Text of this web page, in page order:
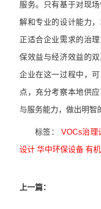
服务。只有基于对现
解和专业的设计能力
正适合企业需求的治
保效益与经济效益的
企业在这一过程中，
点，充分考察本地供
与服务能力，做出明智
标签： VOCs治理
设计 华中环保设备 有
上一篇：